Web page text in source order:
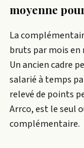
moyenne
La
bruts par mois en
Un ancien cadre
salarié à temps
relevé de points
Arrco, est le seul
complémentaire.